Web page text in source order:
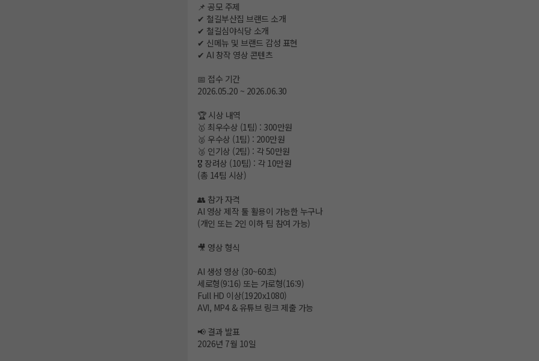
📌 공모 주제
✔ 철길부산집 브랜드 소개
✔ 철길심야식당 소개
✔ 신메뉴 및 브랜드 감성 표현
✔ AI 창작 영상 콘텐츠
📅 접수 기간
2026.05.20 ~ 2026.06.30
🏆 시상 내역
🥇 최우수상 (1팀) : 300만원
🥈 우수상 (1팀) : 200만원
🥉 인기상 (2팀) : 각 50만원
🎖 장려상 (10팀) : 각 10만원
(총 14팀 시상)
👥 참가 자격
AI 영상 제작 툴 활용이 가능한 누구나
(개인 또는 2인 이하 팀 참여 가능)
🎥 영상 형식
AI 생성 영상 (30~60초)
세로형(9:16) 또는 가로형(16:9)
Full HD 이상(1920x1080)
AVI, MP4 & 유튜브 링크 제출 가능
📢 결과 발표
2026년 7월 10일